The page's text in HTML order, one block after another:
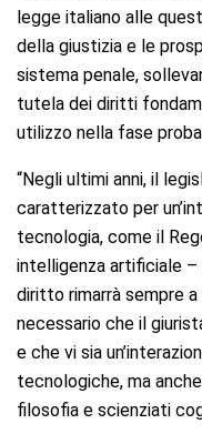
legge italiano alle
della giustizia e le
sistema penale,
tutela dei diritti
utilizzo nella fase
“Negli ultimi anni, il
caratterizzato per
tecnologia, come il
intelligenza artificiale –
diritto rimarrà sempre
necessario che il
e che vi sia
tecnologiche, ma
filosofia e scienziati